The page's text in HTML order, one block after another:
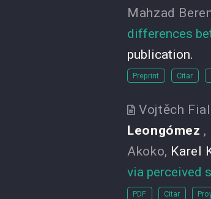
Mahzad
differences
publication.
Preprint Citar
Vojtěch
Leongómez ,
Akoko, Karel
via perceived
PDF Citar